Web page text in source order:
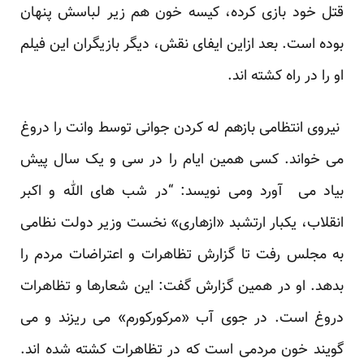
قتل خود بازی کرده، کیسه خون هم زیر لباسش پنهان
بوده است. بعد ازاین ایفای نقش، دیگر بازیگران این فیلم
او را در راه کشته اند.
نیروی انتظامی بازهم له کردن جوانی توسط وانت را دروغ
می خواند. کسی همین ایام را در سی و یک سال پیش
بیاد می آورد ومی نویسد: “در شب های الله و اکبر
انقلاب، یکبار ارتشبد «ازهاری» نخست وزیر دولت نظامی
به مجلس رفت تا گزارش تظاهرات و اعتراضات مردم را
بدهد. او در همین گزارش گفت: این شعارها و تظاهرات
دروغ است. در جوی آب «مرکورکورم» می ریزند و می
گویند خون مردمی است که در تظاهرات کشته شده اند.